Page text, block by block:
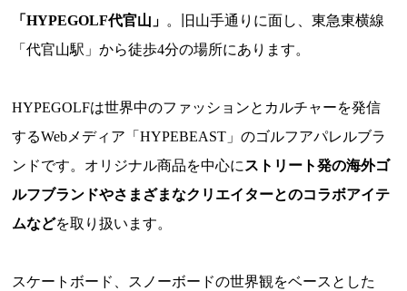
「HYPEGOLF代官山」 。旧山手通りに面し、東急東横線
「代官山駅」から徒歩4分の場所にあります。
HYPEGOLFは世界中のファッションとカルチャーを発信
するWebメディア「HYPEBEAST」のゴルフアパレルブラ
ンドです。オリジナル商品を中心に ストリート発の海外ゴ
ルフブランドやさまざまなクリエイターとのコラボアイテ
ムなどを取り扱います。
スケートボード、スノーボードの世界観をベースとした